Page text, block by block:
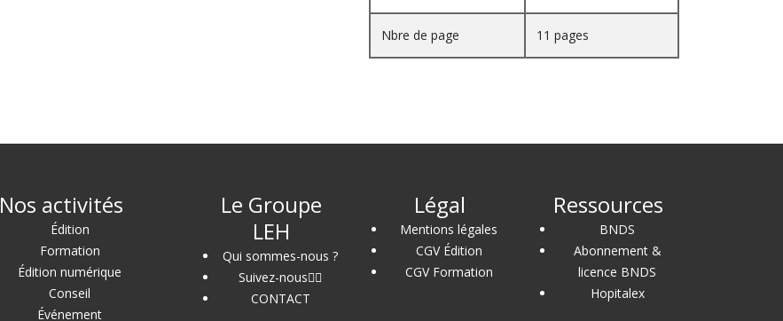
Nbre de page 11 pages
Nos activités
Édition
Formation
Édition numérique
Conseil
Événement
Le Groupe
LEH
Qui sommes-nous ?
Suivez-nous
CONTACT
Légal
Mentions légales
CGV Édition
CGV Formation
Ressources
BNDS
Abonnement &
licence BNDS
Hopitalex